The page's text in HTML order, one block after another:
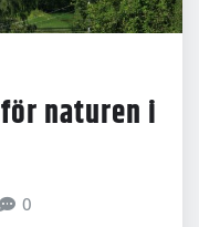
naturen i
0